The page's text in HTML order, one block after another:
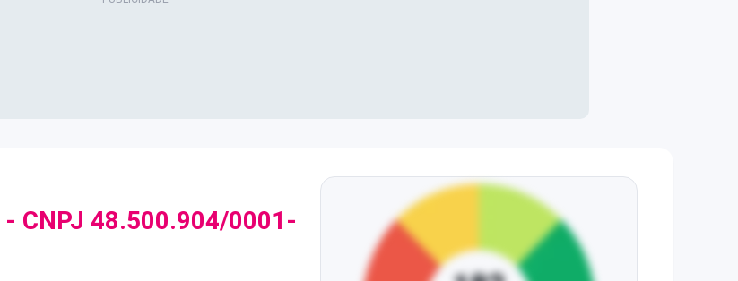
- CNPJ 48.500.904/0001-